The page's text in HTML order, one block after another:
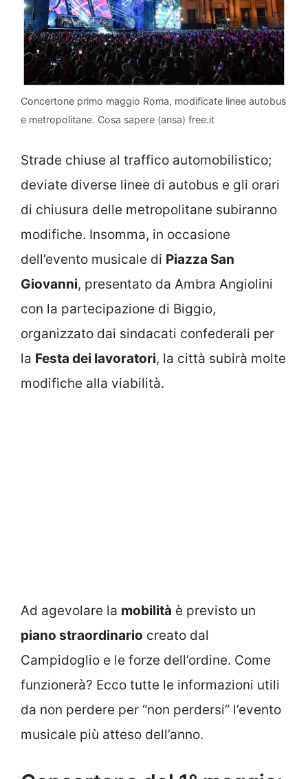
Concertone primo maggio Roma, modificate linee autobus
e metropolitane. Cosa sapere (ansa) free.it
Strade chiuse al traffico automobilistico;
deviate diverse linee di autobus e gli orari
di chiusura delle metropolitane subiranno
modifiche. Insomma, in occasione
dell’evento musicale di Piazza San
Giovanni, presentato da Ambra Angiolini
con la partecipazione di Biggio,
organizzato dai sindacati confederali per
la Festa dei lavoratori, la città subirà molte
modifiche alla viabilità.
Ad agevolare la mobilità è previsto un
piano straordinario creato dal
Campidoglio e le forze dell’ordine. Come
funzionerà? Ecco tutte le informazioni utili
da non perdere per “non perdersi” l’evento
musicale più atteso dell’anno.